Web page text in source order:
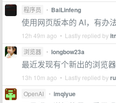
程序员 • BaiLinfeng
使用网页版本的 AI，有办
12h 49m ago • Lastly replied by
浏览器 • longbow23a
最近发现有个新出的浏览
13h 10m ago • Lastly replied by
OpenAI • imqiyue